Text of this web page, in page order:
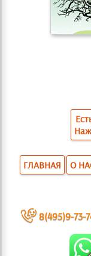
ГЛАВНАЯ О
~ 8(495)9-73-